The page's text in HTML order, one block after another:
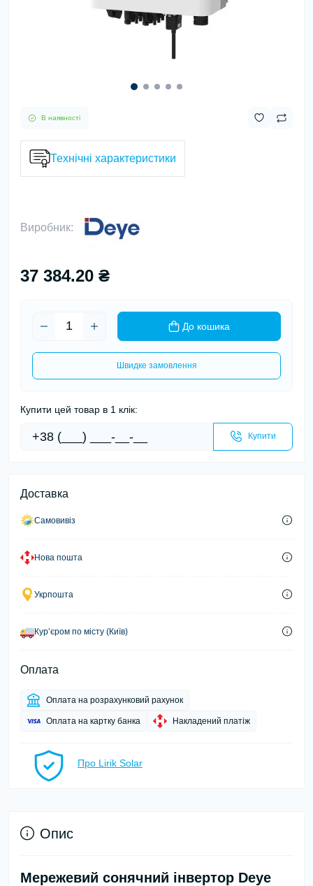
В наявності
Технічні характеристики
Виробник:
37 384.20 ₴
До кошика
Швидке замовлення
Купити цей товар в 1 клік:
Купити
Доставка
Самовивіз
Нова пошта
Укрпошта
Курʼєром по місту (Київ)
Оплата
Оплата на розрахунковий рахунок
Оплата на картку банка Накладений платіж
Про Lirik Solar
Опис
Мережевий сонячний інвертор Deye